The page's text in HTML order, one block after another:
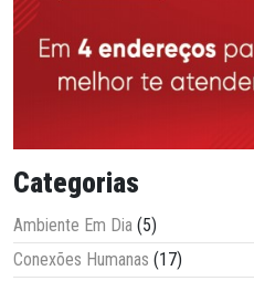
Categorias
Ambiente Em Dia (5)
Conexões Humanas (17)